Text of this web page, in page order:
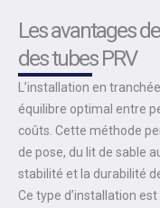
Les avantages
des tubes PRV
L’installation en
équilibre optimal entre
coûts. Cette méthode
de pose, du lit de sable
stabilité et la durabilité
Ce type d’installation